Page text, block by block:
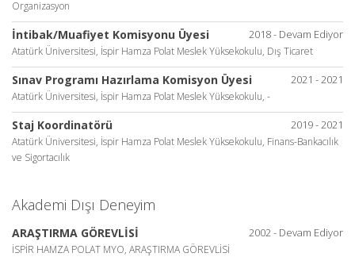
Organizasyon
2018 - Devam Ediyor
İntibak/Muafiyet Komisyonu Üyesi
Atatürk Üniversitesi, İspir Hamza Polat Meslek Yüksekokulu, Dış Ticaret
2021 - 2021
Sınav Programı Hazırlama Komisyon Üyesi
Atatürk Üniversitesi, İspir Hamza Polat Meslek Yüksekokulu, -
2019 - 2021
Staj Koordinatörü
Atatürk Üniversitesi, İspir Hamza Polat Meslek Yüksekokulu, Finans-Bankacılık
ve Sigortacılık
Akademi Dışı Deneyim
2002 - Devam Ediyor
ARAŞTIRMA GÖREVLİSİ
İSPİR HAMZA POLAT MYO, ARAŞTIRMA GÖREVLİSİ